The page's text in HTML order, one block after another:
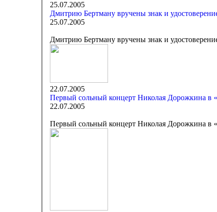
25.07.2005
Дмитрию Бертману вручены знак и
25.07.2005
Дмитрию Бертману вручены знак и
22.07.2005
Первый сольный концерт Николая Дорожкина в
22.07.2005
Первый сольный концерт Николая Дорожкина в